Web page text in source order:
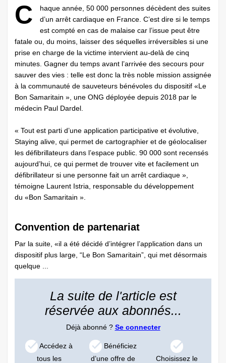
C
haque année, 50 000 personnes décèdent des suites
d’un arrêt cardiaque en France. C’est dire si le temps
est compté en cas de malaise car l’issue peut être
fatale ou, du moins, laisser des séquelles irréversibles si une
prise en charge de la victime intervient au-delà de cinq
minutes. Gagner du temps avant l’arrivée des secours pour
sauver des vies : telle est donc la très noble mission assignée
à la communauté de sauveteurs bénévoles du dispositif «Le
Bon Samaritain », une ONG déployée depuis 2018 par le
médecin Paul Dardel.
« Tout est parti d’une application participative et évolutive,
Staying alive, qui permet de cartographier et de géolocaliser
les défibrillateurs dans l’espace public. 90 000 sont recensés
aujourd’hui, ce qui permet de trouver vite et facilement un
défibrillateur si une personne fait un arrêt cardiaque »,
témoigne Laurent Istria, responsable du développement
du «Bon Samaritain ».
Convention de partenariat
Par la suite, «il a été décidé d’intégrer l’application dans un
dispositif plus large, “Le Bon Samaritain”, qui met désormais
quelque ...
La suite de l'article est
réservée aux abonnés...
Déjà abonné ? Se connecter
Accédez à
tous les
Bénéficiez
d’une offre de
Choisissez le